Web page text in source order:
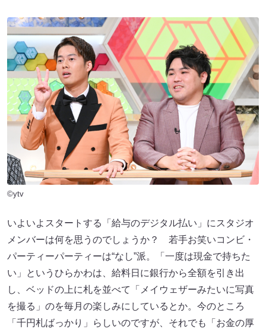
©ytv
いよいよスタートする「給与のデジタル払い」にスタジオ
メンバーは何を思うのでしょうか？ 若手お笑いコンビ・
パーティーパーティーは“なし”派。「一度は現金で持ちた
い」というひらかわは、給料日に銀行から全額を引き出
し、ベッドの上に札を並べて「メイウェザーみたいに写真
を撮る」のを毎月の楽しみにしているとか。今のところ
「千円札ばっかり」らしいのですが、それでも「お金の厚